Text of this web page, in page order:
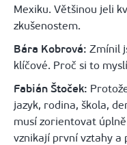
Mexiku. Většinou jeli
zkušenostem.
Bára Kobrová: Zmínil
klíčové. Proč si to
Fabián Štoček:
jazyk, rodina, škola,
musí zorientovat
vznikají první vztahy a